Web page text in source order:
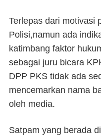
Terlepas dari motivasi
Polisi,namun ada
katimbang faktor
sebagai juru bicara
DPP PKS tidak ada
mencemarkan nama
oleh media.
Satpam yang berada